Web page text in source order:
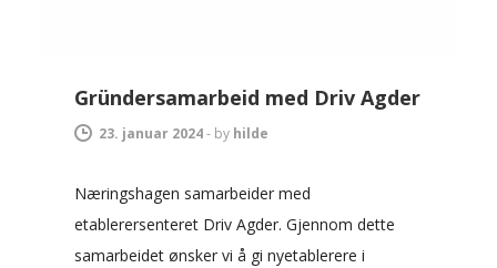
Gründersamarbeid med Driv Agder
23. januar 2024- by hilde
Næringshagen samarbeider med
etablerersenteret Driv Agder. Gjennom dette
samarbeidet ønsker vi å gi nyetablerere i